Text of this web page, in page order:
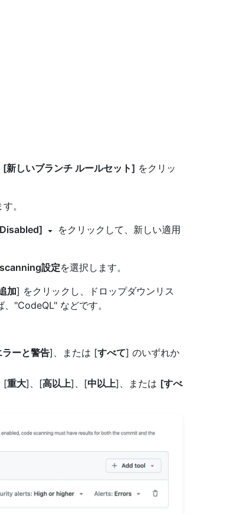
[新しいブランチ ルールセット] をクリッ
。
をクリックして、新しい適用
設定を選択します。
加] をクリックし、ドロップダウンリス
"CodeQL" などです。
ラーと警告]、または [すべて] のいずれか
[重大]、[高以上]、[中以上]、または [すべ